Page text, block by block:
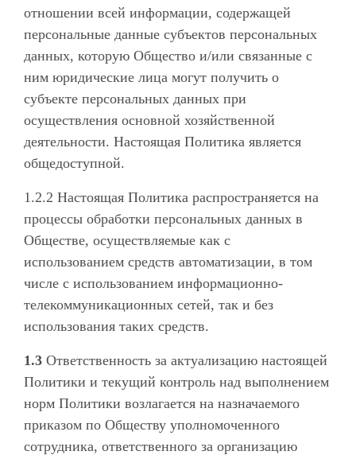
отношении всей информации, содержащей
персональные данные субъектов персональных
данных, которую Общество и/или связанные с
ним юридические лица могут получить о
субъекте персональных данных при
осуществления основной хозяйственной
деятельности. Настоящая Политика является
общедоступной.
1.2.2 Настоящая Политика распространяется на
процессы обработки персональных данных в
Обществе, осуществляемые как с
использованием средств автоматизации, в том
числе с использованием ин­формационно-
телекоммуникационных сетей, так и без
использования таких средств.
1.3 Ответственность за актуализацию настоящей
Политики и текущий контроль над выполнением
норм Политики возлагается на назначаемого
приказом по Обществу уполномоченного
сотрудника, ответственного за организацию